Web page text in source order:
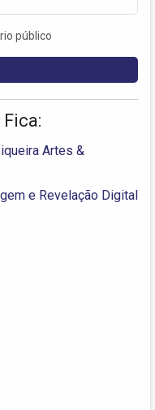
público
Artes &
e Revelação Digital